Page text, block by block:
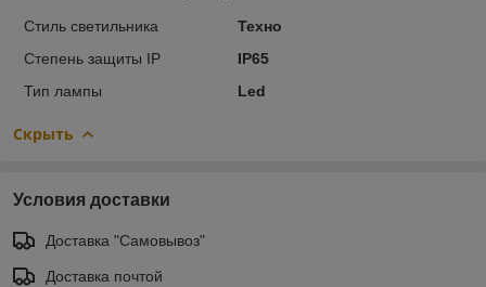
Стиль светильника
Техно
Степень защиты IP
IP65
Тип лампы
Led
Скрыть
Условия доставки
Доставка "Самовывоз"
Доставка почтой